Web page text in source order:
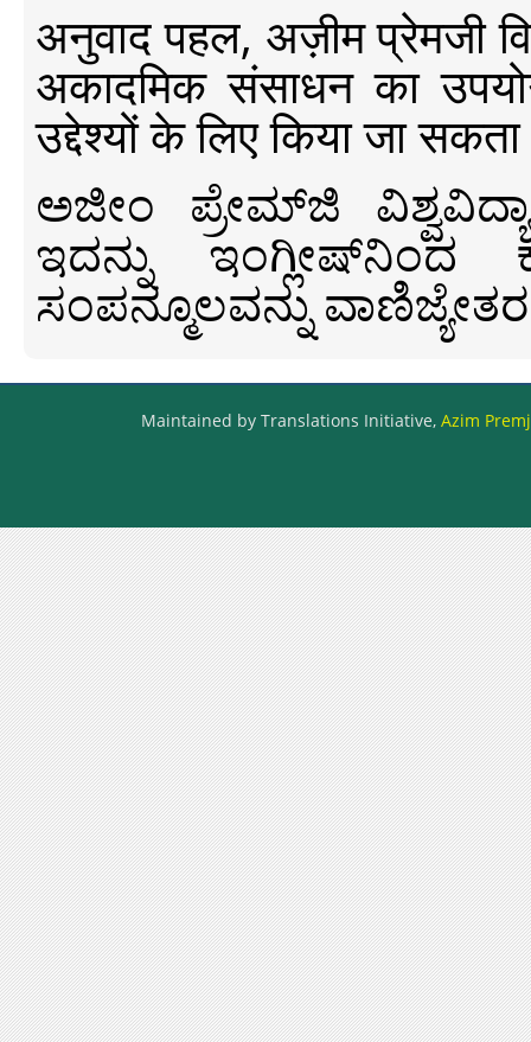
अनुवाद पहल, अज़ीम प्रेमजी
अकादमिक संसाधन का
उद्देश्यों के लिए किया जा
ಅಜೀಂ ಪ್ರೇಮ್‍ಜಿ
ಇದನ್ನು ಇಂಗ್ಲೀಷ್‍ನಿಂದ
ಸಂಪನ್ಮೂಲವನ್ನು
Maintained by Translations Initiative, Azim